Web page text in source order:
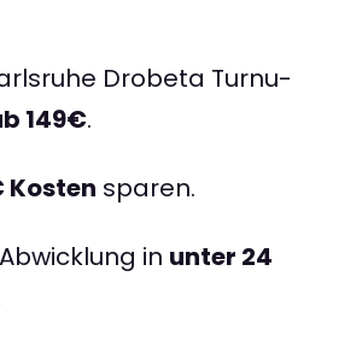
Drobeta Turnu-
149€.
Kosten sparen.
in unter 24